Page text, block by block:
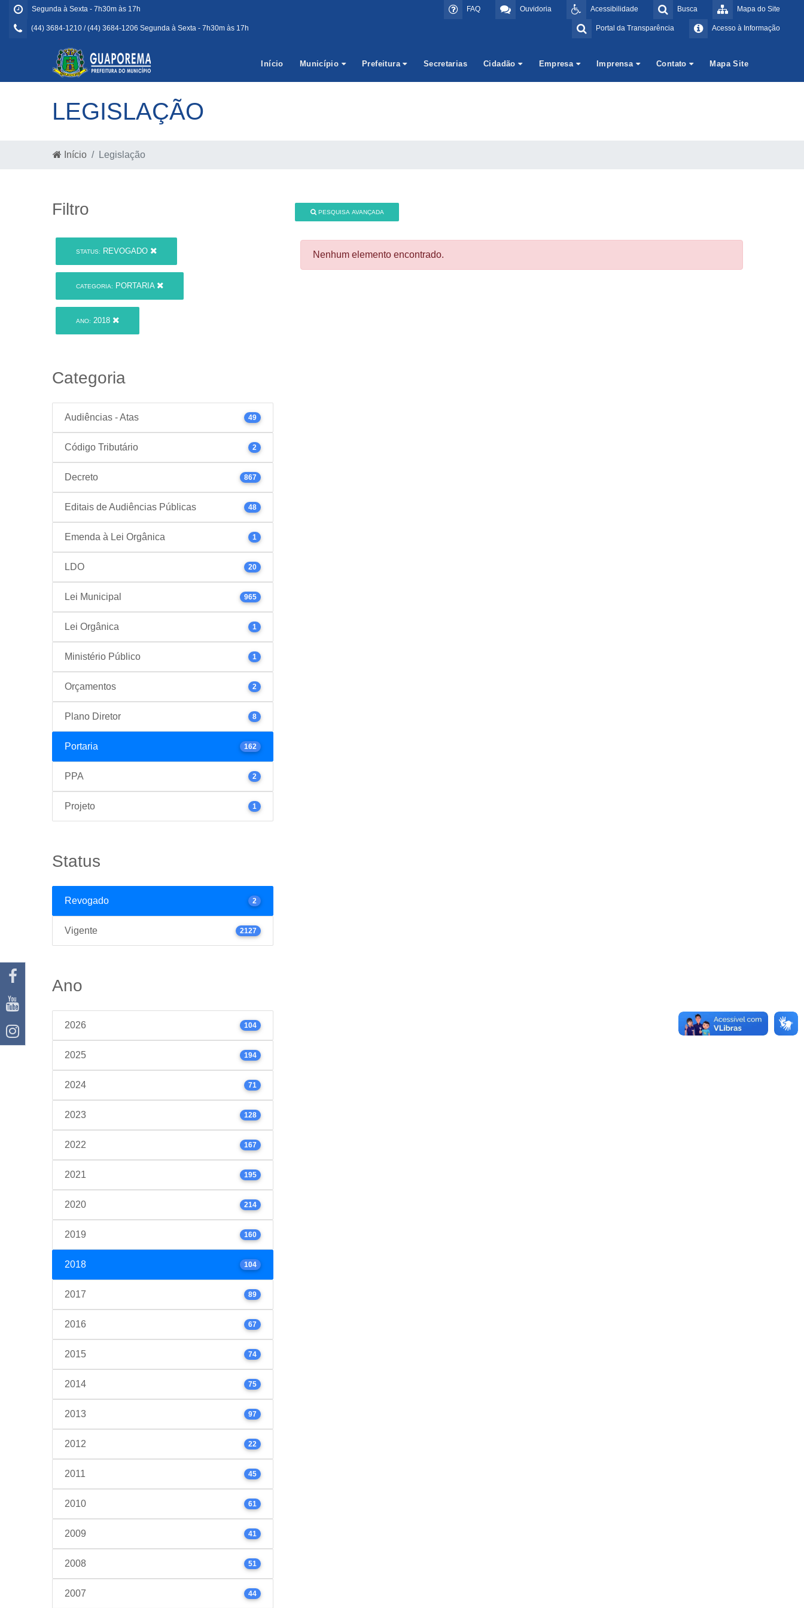
Segunda à Sexta - 7h30m às 17h
(44) 3684-1210 / (44) 3684-1206 Segunda à Sexta - 7h30m às 17h
Mapa do Site
Busca
Acessibilidade
Ouvidoria
FAQ
Acesso à Informação
Portal da Transparência
Início Município Prefeitura Secretarias Cidadão Empresa Imprensa Contato Mapa Site
LEGISLAÇÃO
Início Legislação
Filtro
STATUS: REVOGADO
CATEGORIA: PORTARIA
ANO: 2018
Categoria
Audiências - Atas 49
Código Tributário 2
Decreto 867
Editais de Audiências Públicas 48
Emenda à Lei Orgânica 1
LDO 20
Lei Municipal 965
Lei Orgânica 1
Ministério Público 1
Orçamentos 2
Plano Diretor 8
Portaria 162
PPA 2
Projeto 1
Status
Revogado 2
Vigente 2127
Ano
2026 104
2025 194
2024 71
2023 128
2022 167
2021 195
2020 214
2019 160
2018 104
2017 89
2016 67
2015 74
2014 75
2013 97
2012 22
2011 45
2010 61
2009 41
2008 51
2007 44
PESQUISA AVANÇADA
Nenhum elemento encontrado.